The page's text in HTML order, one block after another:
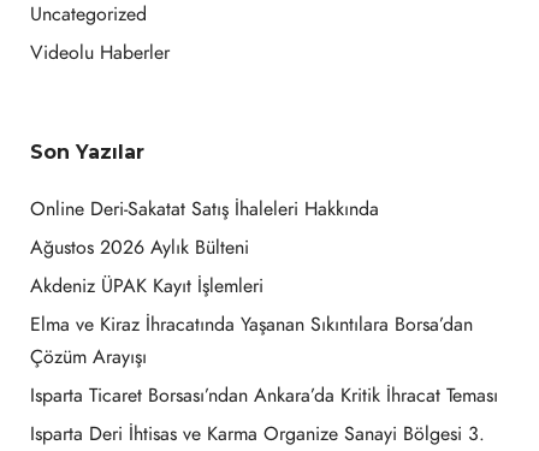
Uncategorized
Videolu Haberler
Son Yazılar
Online Deri-Sakatat Satış İhaleleri Hakkında
Ağustos 2026 Aylık Bülteni
Akdeniz ÜPAK Kayıt İşlemleri
Elma ve Kiraz İhracatında Yaşanan Sıkıntılara Borsa’dan
Çözüm Arayışı
Isparta Ticaret Borsası’ndan Ankara’da Kritik İhracat Teması
Isparta Deri İhtisas ve Karma Organize Sanayi Bölgesi 3.